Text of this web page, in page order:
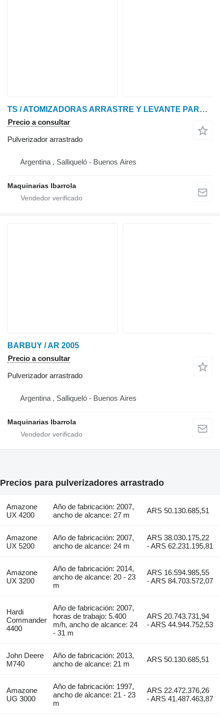
TS / ATOMIZADORAS ARRASTRE Y LEVANTE PARA FRUTALES CON GRUPOS DE
Precio a consultar
Pulverizador arrastrado
Argentina , Salliqueló - Buenos Aires
Maquinarias Ibarrola
BARBUY / AR 2005
Precio a consultar
Pulverizador arrastrado
Argentina , Salliqueló - Buenos Aires
Maquinarias Ibarrola
Precios para pulverizadores arrastrado
Amazone
UX 4200
Año de fabricación: 2007,
ancho de alcance: 27 m
ARS 50.130.685,51
Amazone
UX 5200
Año de fabricación: 2007,
ancho de alcance: 24 m
ARS 38.030.175,22
- ARS 62.231.195,81
Amazone
UX 3200
Año de fabricación: 2014,
ancho de alcance: 20 - 23
m
ARS 16.594.985,55
- ARS 84.703.572,07
Hardi
Commander
4400
Año de fabricación: 2007,
horas de trabajo: 5.400
m/h, ancho de alcance: 24
- 31 m
ARS 20.743.731,94
- ARS 44.944.752,53
John Deere
M740
Año de fabricación: 2013,
ancho de alcance: 21 m
ARS 50.130.685,51
Amazone
UG 3000
Año de fabricación: 1997,
ancho de alcance: 21 - 23
m
ARS 22.472.376,26
- ARS 41.487.463,87